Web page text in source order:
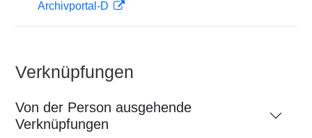
Archivportal-D
Verknüpfungen
Von der Person ausgehende
Verknüpfungen